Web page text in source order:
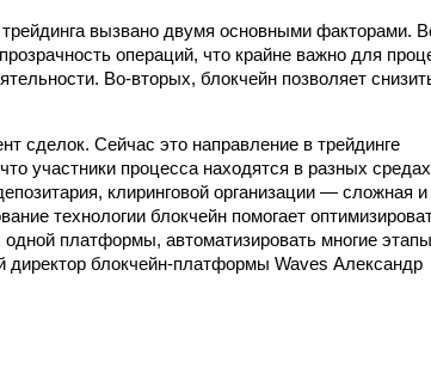
вызвано двумя основными факторами.
операций, что крайне важно для
Во-вторых, блокчейн позволяет
сделок. Сейчас это направление в трейдинге
участники процесса находятся в разных
клиринговой организации — сложная и
технологии блокчейн помогает
платформы, автоматизировать многие этапы
блокчейн-платформы Waves Александр